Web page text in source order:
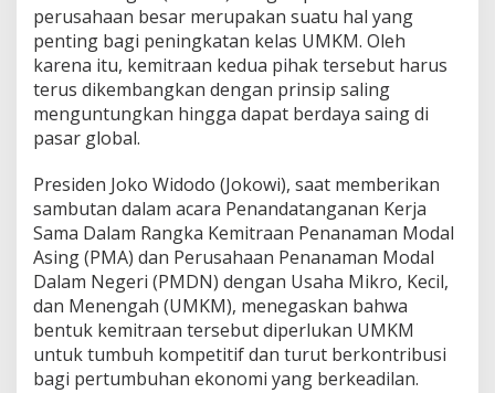
n
g
n
a
K
i
r
a
a
n
U
M
K
M
d
perusahaan besar merupakan suatu hal yang
penting bagi peningkatan kelas UMKM. Oleh
karena itu, kemitraan kedua pihak tersebut harus
terus dikembangkan dengan prinsip saling
menguntungkan hingga dapat berdaya saing di
pasar global.
Presiden Joko Widodo (Jokowi), saat memberikan
sambutan dalam acara Penandatanganan Kerja
Sama Dalam Rangka Kemitraan Penanaman Modal
Asing (PMA) dan Perusahaan Penanaman Modal
Dalam Negeri (PMDN) dengan Usaha Mikro, Kecil,
dan Menengah (UMKM), menegaskan bahwa
bentuk kemitraan tersebut diperlukan UMKM
untuk tumbuh kompetitif dan turut berkontribusi
bagi pertumbuhan ekonomi yang berkeadilan.